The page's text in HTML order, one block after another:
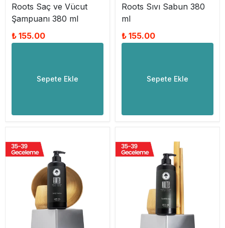
Roots Saç ve Vücut
Şampuanı 380 ml
₺ 155.00
Sepete Ekle
Roots Sıvı Sabun 380
ml
₺ 155.00
Sepete Ekle